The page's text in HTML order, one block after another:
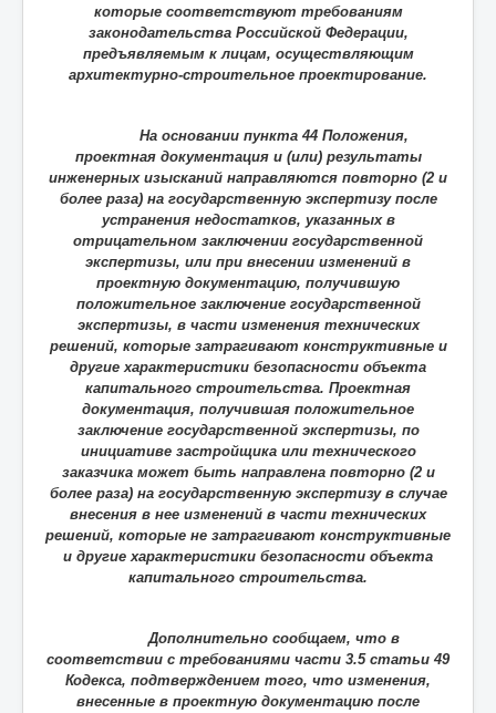
которые соответствуют требованиям
законодательства Российской Федерации,
предъявляемым к лицам, осуществляющим
архитектурно-строительное проектирование.
На основании пункта 44 Положения,
проектная документация и (или) результаты
инженерных изысканий направляются повторно (2 и
более раза) на государственную экспертизу после
устранения недостатков, указанных в
отрицательном заключении государственной
экспертизы, или при внесении изменений в
проектную документацию, получившую
положительное заключение государственной
экспертизы, в части изменения технических
решений, которые затрагивают конструктивные и
другие характеристики безопасности объекта
капитального строительства. Проектная
документация, получившая положительное
заключение государственной экспертизы, по
инициативе застройщика или технического
заказчика может быть направлена повторно (2 и
более раза) на государственную экспертизу в случае
внесения в нее изменений в части технических
решений, которые не затрагивают конструктивные
и другие характеристики безопасности объекта
капитального строительства.
Дополнительно сообщаем, что в
соответствии с требованиями части 3.5 статьи 49
Кодекса, подтверждением того, что изменения,
внесенные в проектную документацию после